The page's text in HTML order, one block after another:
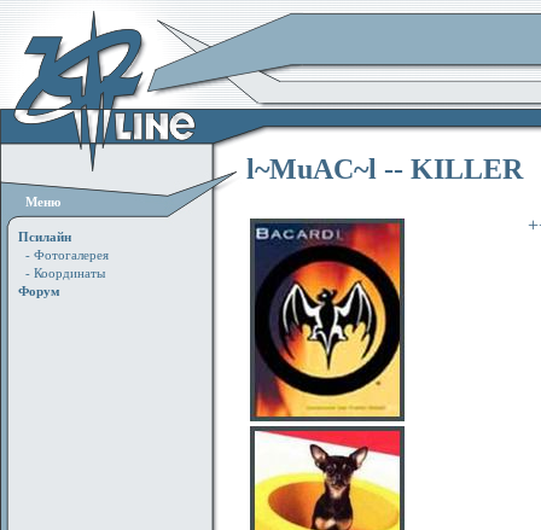
Меню
Псилайн
- Фотогалерея
- Координаты
Форум
l~MuAC~l -- KILLER